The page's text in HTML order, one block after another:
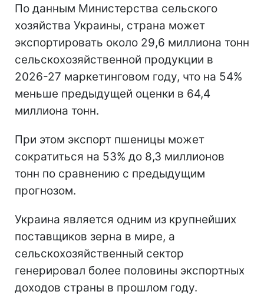
По данным Министерства сельского
хозяйства Украины, страна может
экспортировать около 29,6 миллиона тонн
сельскохозяйственной продукции в
2026-27 маркетинговом году, что на 54%
меньше предыдущей оценки в 64,4
миллиона тонн.
При этом экспорт пшеницы может
сократиться на 53% до 8,3 миллионов
тонн по сравнению с предыдущим
прогнозом.
Украина является одним из крупнейших
поставщиков зерна в мире, а
сельскохозяйственный сектор
генерировал более половины экспортных
доходов страны в прошлом году.